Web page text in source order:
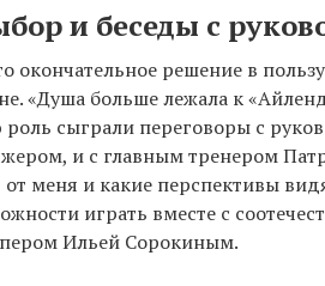
и беседы с
окончательное решение в
«Душа больше лежала к
сыграли переговоры с
и с главным тренером
меня и какие перспективы
играть вместе с
Ильей Сорокиным.